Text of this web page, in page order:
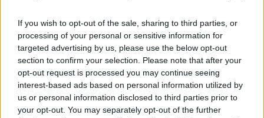
If you wish to opt-out of the sale, sharing to third parties, or
processing of your personal or sensitive information for
targeted advertising by us, please use the below opt-out
section to confirm your selection. Please note that after your
opt-out request is processed you may continue seeing
interest-based ads based on personal information utilized by
us or personal information disclosed to third parties prior to
your opt-out. You may separately opt-out of the further
A sajtszószhoz:
20 dkg cheddar sajt
1 tk kukoricakeményítő
2 dl zsíros tej
A nachos tálhoz: